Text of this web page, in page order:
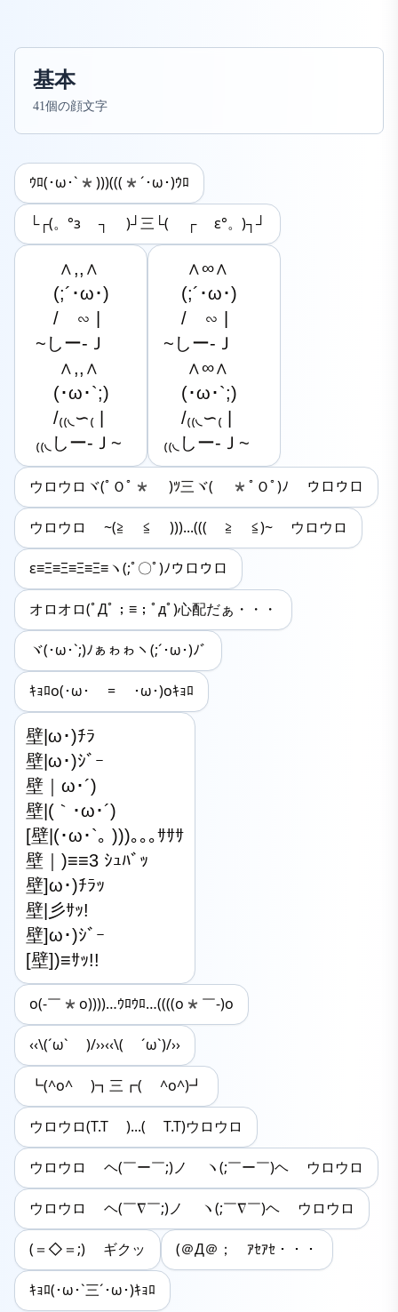
基本
41個の顔文字
ｳﾛ(･ω･`*)))(((*´･ω･)ｳﾛ
└┌(。°з ┐ )┘三└( ┌ ε°。)┐┘
∧,,∧
(;´･ω･)
/　∽ |
~しー-Ｊ
∧,,∧
(･ω･`;)
/₍₍◟∽₍ |
₍₍◟しー-Ｊ~
∧∞∧
(;´･ω･)
/　∽ |
~しー-Ｊ
∧∞∧
(･ω･`;)
/₍₍◟∽₍ |
₍₍◟しー-Ｊ~
ウロウロヾ(ﾟＯﾟ* )ﾂ三ヾ( *ﾟＯﾟ)ﾉ ウロウロ
ウロウロ ~(≧ ≦ )))...((( ≧ ≦)~ ウロウロ
ε≡Ξ≡Ξ≡Ξ≡Ξ≡ヽ(;ﾟ〇ﾟ)ﾉウロウロ
オロオロ(ﾟДﾟ；≡；ﾟдﾟ)心配だぁ・・・
ヾ(･ω･`;)ﾉぁゎゎヽ(;´･ω･)ﾉﾞ
ｷｮﾛo(･ω･ = ･ω･)oｷｮﾛ
壁|ω･)ﾁﾗ
壁|ω･)ｼﾞｰ
壁｜ω･´)
壁|(｀･ω･´)
[壁|(･ω･`｡ )))｡｡｡ｻｻｻ
壁｜)≡≡3 ｼｭﾊﾞｯ
壁]ω･)ﾁﾗｯ
壁|彡ｻｯ!
壁]ω･)ｼﾞｰ
[壁])≡ｻｯ!!
o(-￣*o))))…ｳﾛｳﾛ…((((o*￣-)o
‹‹\(´ω` )/››‹‹\( ´ω`)/››
┗(^o^ )┓三┏( ^o^)┛
ウロウロ(T.T )...( T.T)ウロウロ
ウロウロ ヘ(￣ー￣;)ノ ヽ(;￣ー￣)ヘ ウロウロ
ウロウロ ヘ(￣∇￣;)ノ ヽ(;￣∇￣)ヘ ウロウロ
(＝◇＝;) ギクッ (＠Д＠； ｱｾｱｾ・・・
ｷｮﾛ(･ω･`三´･ω･)ｷｮﾛ